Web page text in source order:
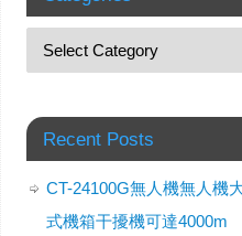
Recent Posts
CT-24100G無人機無人機
式機箱干擾機可達4000m